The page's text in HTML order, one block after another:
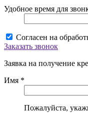
Удобное время для
Согласен на
Заказать звонок
Заявка на получение
Имя *
Пожалуйста,